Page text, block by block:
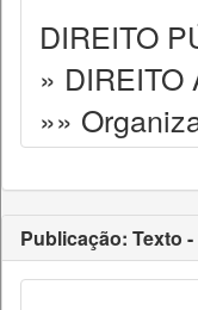
DIREITO
» DIREITO
»»
Publicação: Texto